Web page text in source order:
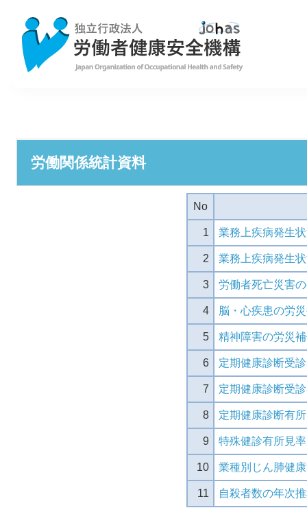
労働関係統計資料
No
1 業務上疾病発生
2 業務上疾病発生
3 労働者死亡災害
4 脳・心疾患の労
5 精神障害の労災
6 定期健康診断受
7 定期健康診断受
8 定期健康診断有
9 特殊健診有所見率
10 業種別じん肺健
11 自殺者数の年次